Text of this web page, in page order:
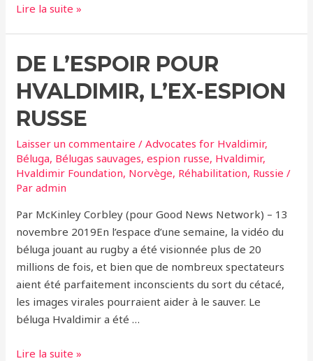
Des
Hvaldimir
Lire la suite »
DE L’ESPOIR POUR
HVALDIMIR, L’EX-ESPION
RUSSE
Laisser un commentaire /Advocates for Hvaldimir,
Béluga, Bélugas sauvages,espion russe, Hvaldimir,
Hvaldimir Foundation, Norvège, Réhabilitation, Russie /
Paradmin
Par McKinley Corbley (pour Good News Network) – 13
novembre 2019En l’espace d’une semaine, la vidéo du
béluga jouant au rugby a été visionnée plus de 20
millions de fois, et bien que de nombreux spectateurs
aient été parfaitement inconscients du sort du cétacé,
les images virales pourraient aider à le sauver. Le
béluga Hvaldimir a été …
De
Lire la suite »